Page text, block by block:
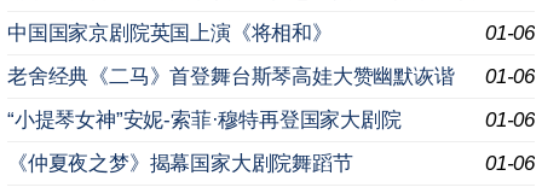
01-06
中国国家京剧院英国上演《将相和》
01-06
老舍经典《二马》首登舞台斯琴高娃大赞幽默诙谐
01-06
“小提琴女神”安妮-索菲·穆特再登国家大剧院
01-06
《仲夏夜之梦》揭幕国家大剧院舞蹈节